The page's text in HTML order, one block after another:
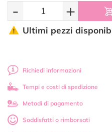
- +
Ultimi pezzi
Richiedi informazioni
Tempi e costi di spedizione
Metodi di pagamento
Soddisfatti o rimborsati